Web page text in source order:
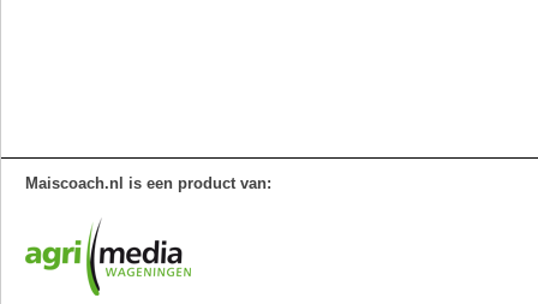
Maiscoach.nl is een product van: